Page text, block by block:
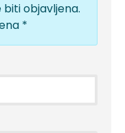
objavljena.
*